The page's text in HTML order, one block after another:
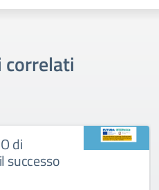
di
successo